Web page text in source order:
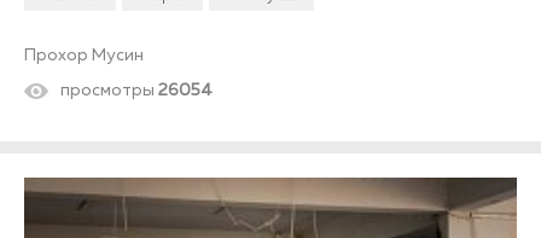
лучше – ламинат или паркет в квартире?
Прохор Мусин
просмотры 26054